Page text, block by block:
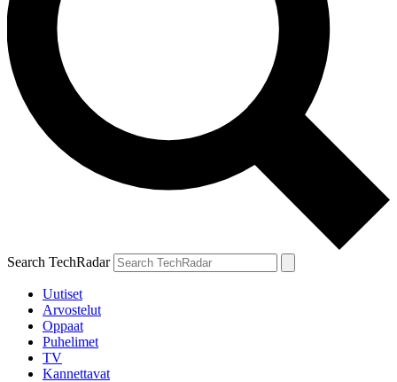
Search TechRadar
Uutiset
Arvostelut
Oppaat
Puhelimet
TV
Kannettavat